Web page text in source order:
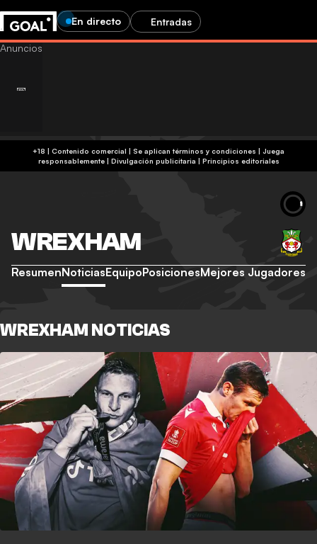
En directo Entradas
+18 | Contenido comercial | Se aplican términos y condiciones | Juega
responsablemente| Divulgación publicitaria | Principios editoriales
WREXHAM
ResumenNoticiasEquipoPosicionesMejores Jugadores
WREXHAM NOTICIAS